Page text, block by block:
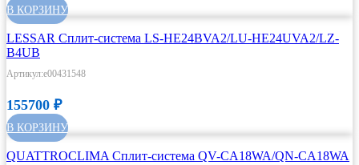
В КОРЗИНУ
LESSAR Сплит-система LS-HE24BVA2/LU-HE24UVA2/LZ-
B4UB
Артикул:e00431548
155700 ₽
В КОРЗИНУ
QUATTROCLIMA Сплит-система QV-CA18WA/QN-CA18WA